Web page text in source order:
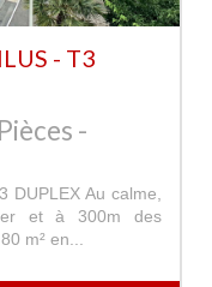
- T3
-
DUPLEX Au calme,
et à 300m des
m² en...